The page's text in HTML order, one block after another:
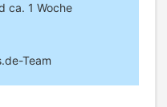
ca. 1 Woche
Team